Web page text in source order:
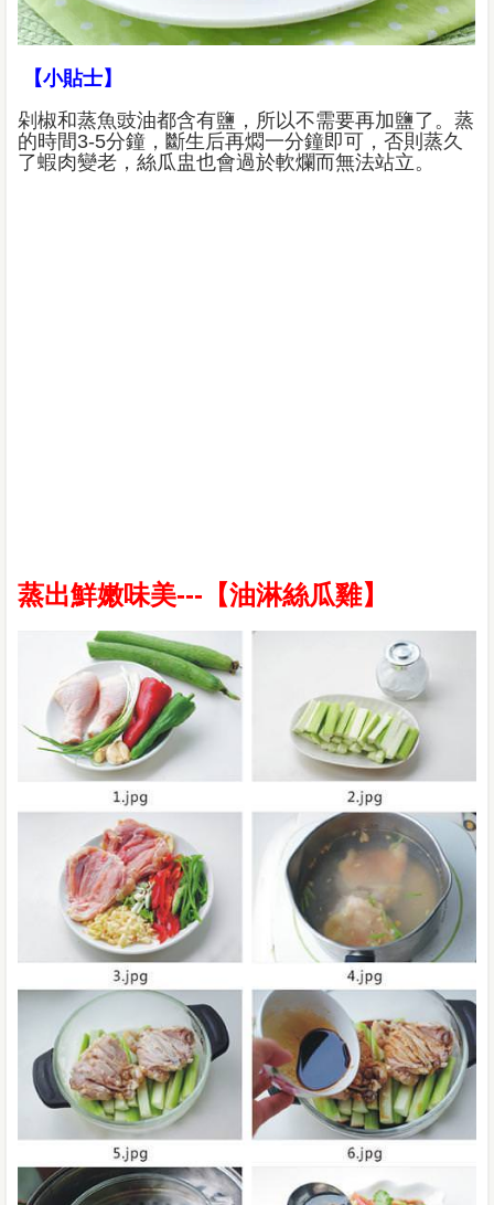
【小貼士】
剁椒和蒸魚豉油都含有鹽，所以不需要再加鹽了。蒸
的時間3-5分鐘，斷生后再燜一分鐘即可，否則蒸久
了蝦肉變老，絲瓜盅也會過於軟爛而無法站立。
蒸出鮮嫩味美---【油淋絲瓜雞】